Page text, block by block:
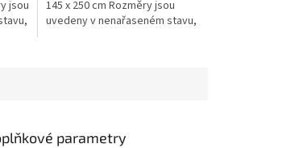
jsou
145 x 250 cm Rozměry jsou
uvedeny v nenařaseném stavu,
parametry